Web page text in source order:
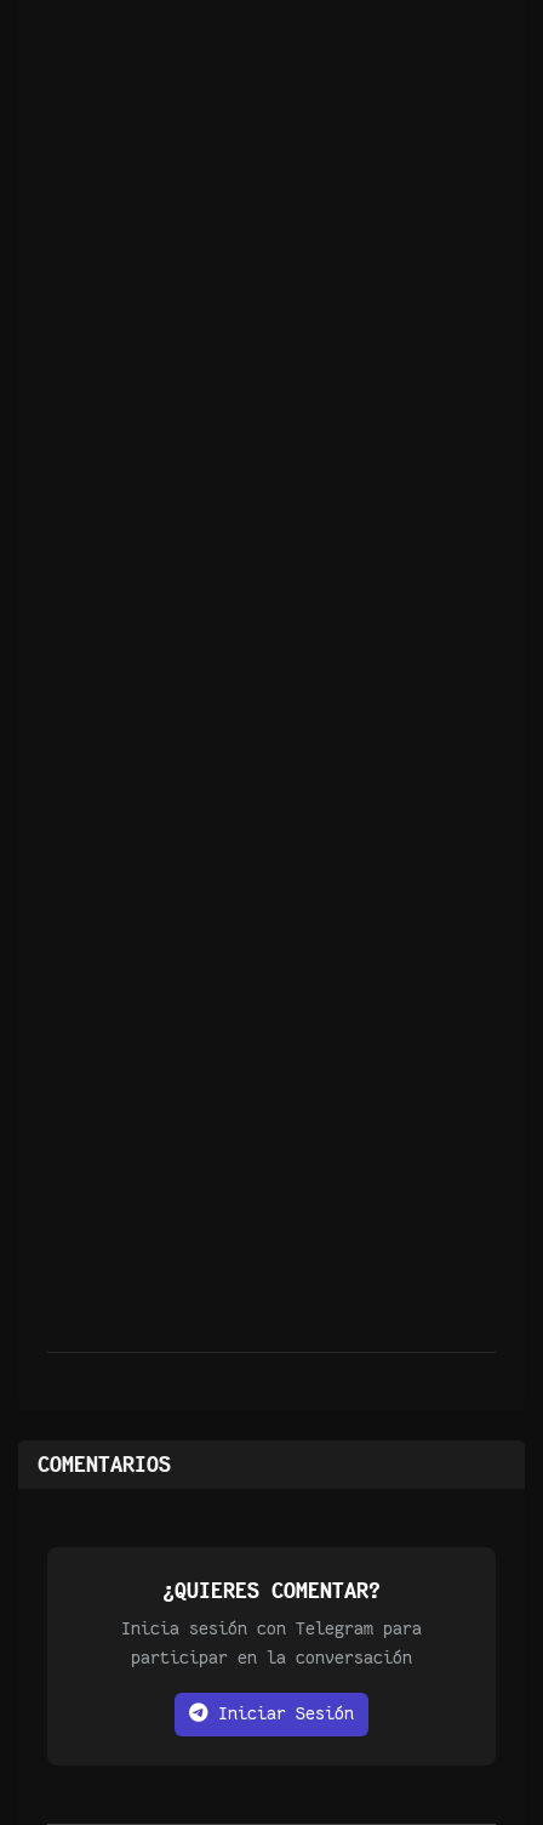
COMENTARIOS
¿QUIERES COMENTAR?
Inicia sesión con Telegram para
participar en la conversación
Iniciar Sesión